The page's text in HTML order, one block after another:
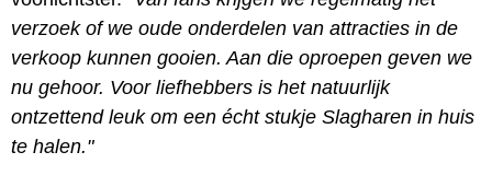
verzoek of we oude onderdelen van attracties in de
verkoop kunnen gooien. Aan die oproepen geven we
nu gehoor. Voor liefhebbers is het natuurlijk
ontzettend leuk om een écht stukje Slagharen in huis
te halen."